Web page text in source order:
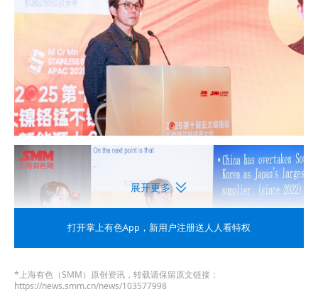
展开更多
打开掌上有色App ，新用户注册送人人看特权
*上海有色（SMM）原创资讯，转载请保留原文链接：
https://news.smm.cn/news/103577998